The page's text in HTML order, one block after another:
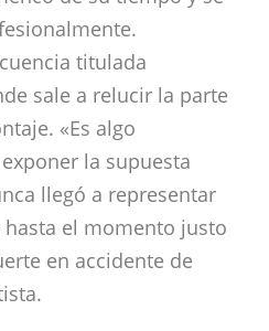
titulada
sale a relucir la parte
«Es algo
la supuesta
llegó a representar
el momento justo
en accidente de